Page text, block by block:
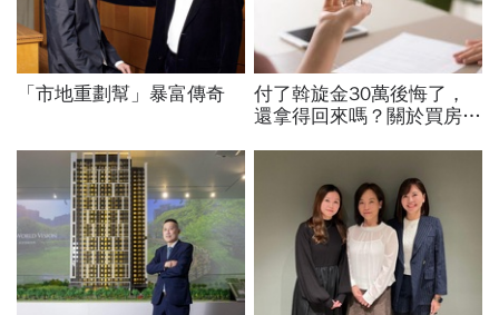
「市地重劃幫」暴富傳奇
付了斡旋金30萬後悔了，
還拿得回來嗎？關於買房斡